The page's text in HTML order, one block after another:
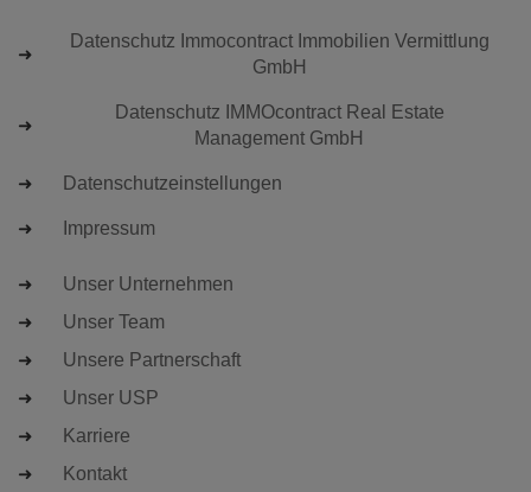
Datenschutz Immocontract Immobilien Vermittlung
GmbH
Datenschutz IMMOcontract Real Estate
Management GmbH
Datenschutzeinstellungen
Impressum
Unser Unternehmen
Unser Team
Unsere Partnerschaft
Unser USP
Karriere
Kontakt